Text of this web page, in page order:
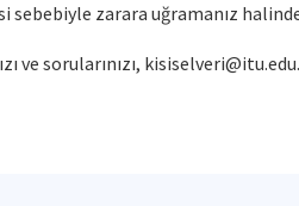
sebebiyle zarara uğramanız
ve sorularınızı,